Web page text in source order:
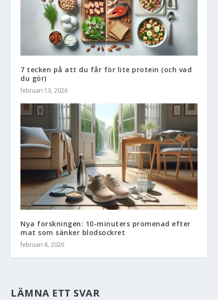
7 tecken på att du får för lite protein (och vad
du gör)
februari 13, 2026
Nya forskningen: 10-minuters promenad efter
mat som sänker blodsockret
februari 6, 2026
LÄMNA ETT SVAR